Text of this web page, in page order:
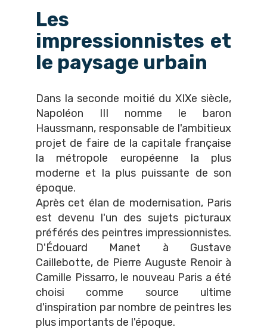
Les
impressionnistes et
le paysage urbain
Dans la seconde moitié du XIXe siècle,
Napoléon III nomme le baron
Haussmann, responsable de l'ambitieux
projet de faire de la capitale française
la métropole européenne la plus
moderne et la plus puissante de son
époque.
Après cet élan de modernisation, Paris
est devenu l'un des sujets picturaux
préférés des peintres impressionnistes.
D'Édouard Manet à Gustave
Caillebotte, de Pierre Auguste Renoir à
Camille Pissarro, le nouveau Paris a été
choisi comme source ultime
d'inspiration par nombre de peintres les
plus importants de l'époque.